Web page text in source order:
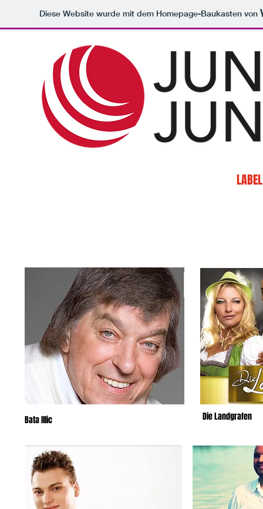
Diese Website wurde mit dem Homepage-Baukasten von
LABEL
Bata Illic Die Landgrafen